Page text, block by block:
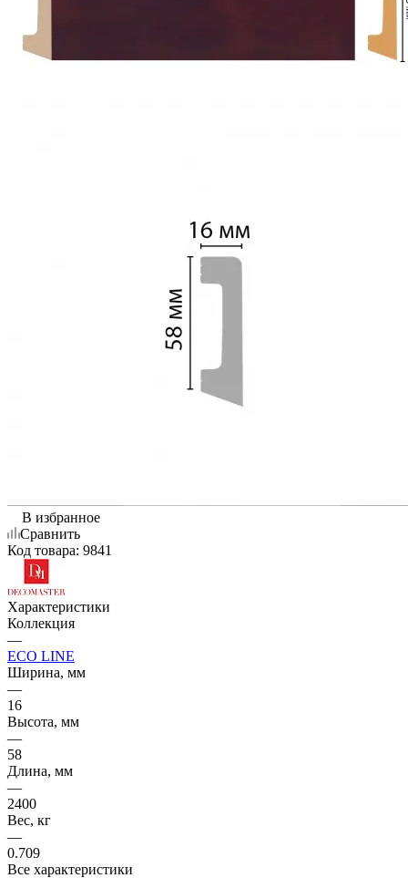
В избранное
Сравнить
Код товара: 9841
Характеристики
Коллекция
—
ECO LINE
Ширина, мм
—
16
Высота, мм
—
58
Длина, мм
—
2400
Вес, кг
—
0.709
Все характеристики